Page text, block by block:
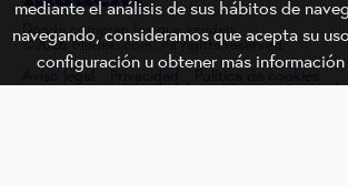
mediante el análisis de sus hábitos de
navegando, consideramos que acepta su
configuración u obtener más información
Donde compran los que venden.
©2026 Madeki.com. All rights reserved.
Aviso legal
Madeki está